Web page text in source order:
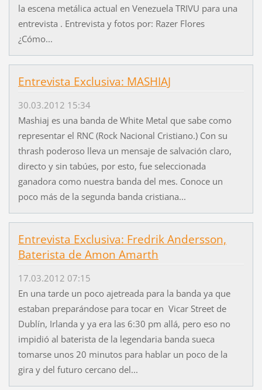
la escena metálica actual en Venezuela TRIVU para una
entrevista . Entrevista y fotos por: Razer Flores
¿Cómo...
Entrevista Exclusiva: MASHIAJ
30.03.2012 15:34
Mashiaj es una banda de White Metal que sabe como
representar el RNC (Rock Nacional Cristiano.) Con su
thrash poderoso lleva un mensaje de salvación claro,
directo y sin tabúes, por esto, fue seleccionada
ganadora como nuestra banda del mes. Conoce un
poco más de la segunda banda cristiana...
Entrevista Exclusiva: Fredrik Andersson,
Baterista de Amon Amarth
17.03.2012 07:15
En una tarde un poco ajetreada para la banda ya que
estaban preparándose para tocar en Vicar Street de
Dublín, Irlanda y ya era las 6:30 pm allá, pero eso no
impidió al baterista de la legendaria banda sueca
tomarse unos 20 minutos para hablar un poco de la
gira y del futuro cercano del...